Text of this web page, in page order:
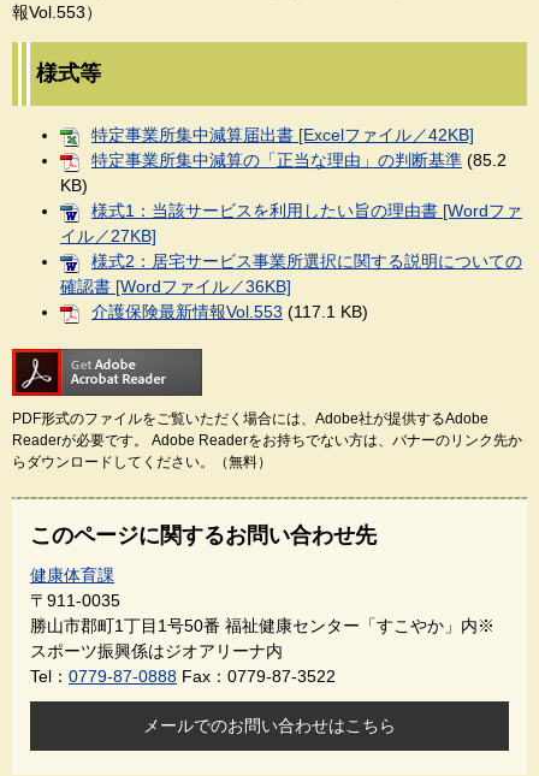
報Vol.553）
様式等
特定事業所集中減算届出書 [Excelファイル／42KB]
特定事業所集中減算の「正当な理由」の判断基準 (85.2
KB)
様式1：当該サービスを利用したい旨の理由書 [Wordファ
イル／27KB]
様式2：居宅サービス事業所選択に関する説明についての
確認書 [Wordファイル／36KB]
介護保険最新情報Vol.553 (117.1 KB)
PDF形式のファイルをご覧いただく場合には、Adobe社が提供するAdobe
Readerが必要です。
Adobe Readerをお持ちでない方は、バナーのリンク先か
らダウンロードしてください。（無料）
このページに関するお問い合わせ先
健康体育課
〒911-0035
勝山市郡町1丁目1号50番 福祉健康センター「すこやか」内※
スポーツ振興係はジオアリーナ内
Tel： 0779-87-0888 Fax：0779-87-3522
メールでのお問い合わせはこちら